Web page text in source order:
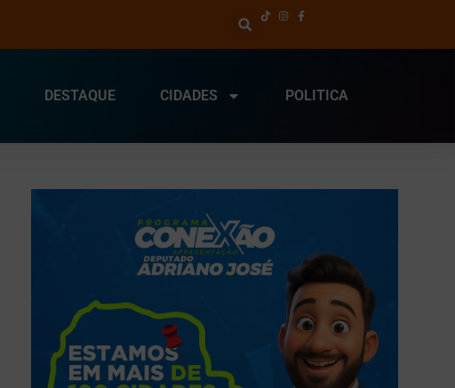
DESTAQUE CIDADES POLITICA